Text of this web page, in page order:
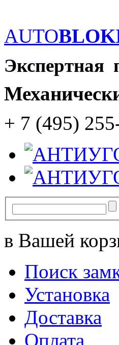
AUTO
Экспертная
+ 7 (495)
в Вашей
Поиск
Установка
Доставка
Оплата